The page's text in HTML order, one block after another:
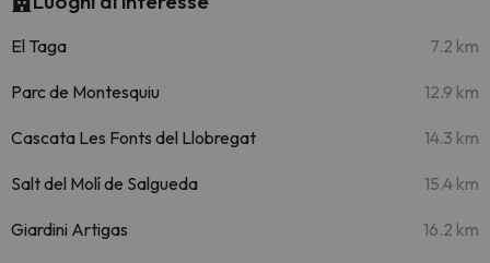
El Taga 7.2 km
Parc de Montesquiu 12.9 km
Cascata Les Fonts del Llobregat 14.3 km
Salt del Molí de Salgueda 15.4 km
Giardini Artigas 16.2 km